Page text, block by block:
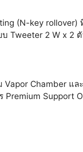
(N-key rollover)
Tweeter 2 W x 2
Vapor Chamber แ
Support